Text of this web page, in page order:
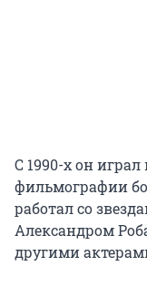
С 1990-х он играл
фильмографии
работал со
Александром
другими